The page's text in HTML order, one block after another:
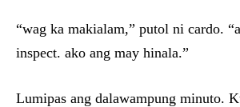
“wag ka makialam,” putol ni cardo.
inspect. ako ang may hinala.”
Lumipas ang dalawampung minuto.